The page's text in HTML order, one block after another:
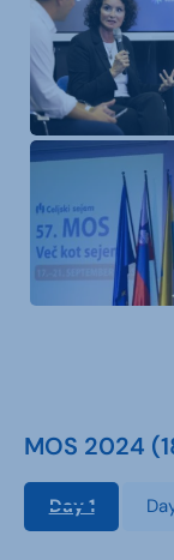
MOS 2024
Day 1